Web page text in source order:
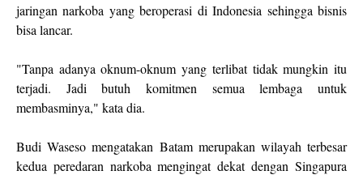
jaringan narkoba yang beroperasi di Indonesia sehingga bisnis
bisa lancar.
"Tanpa adanya oknum-oknum yang terlibat tidak mungkin itu
terjadi. Jadi butuh komitmen semua lembaga untuk
membasminya," kata dia.
Budi Waseso mengatakan Batam merupakan wilayah terbesar
kedua peredaran narkoba mengingat dekat dengan Singapura